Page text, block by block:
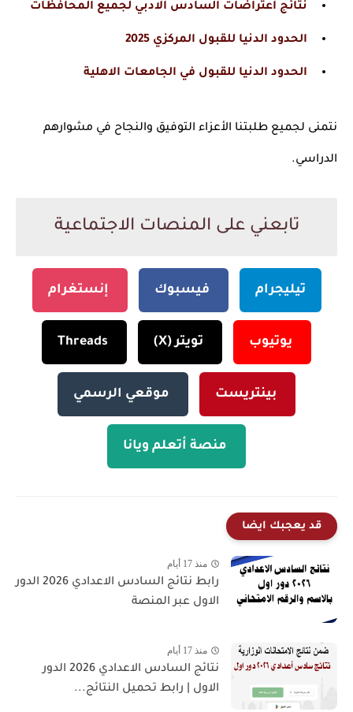
نتائج اعتراضات السادس الادبي لجميع المحافظات
الحدود الدنيا للقبول المركزي 2025
الحدود الدنيا للقبول في الجامعات الاهلية
نتمنى لجميع طلبتنا الأعزاء التوفيق والنجاح في مشوارهم
الدراسي.
تابعني على المنصات الاجتماعية
تيليجرام فيسبوك إنستغرام
يوتيوب تويتر (X)
بينتريست موقعي الرسمي
منصة أتعلم ويانا
قد يعجبك ايضا
منذ 17 أيام
رابط نتائج السادس الاعدادي 2026 الدور
الاول عبر المنصة
منذ 17 أيام
نتائج السادس الاعدادي 2026 الدور
الاول | رابط تحميل النتائج...